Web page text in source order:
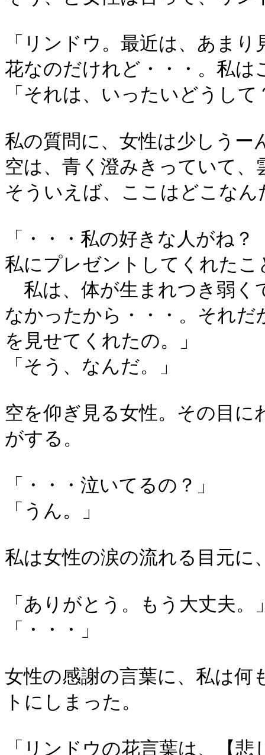
「リンドウ。最近は、あま
花なのだけれど・・・。私は
「それは、いったいどうして
私の質問に、女性は少しうー
空は、青く澄みきっていて、
そういえば、ここはどこなん
「・・・私の好きな人がね
私にプレゼントしてくれたこ
私は、体が生まれつき弱く
なかったから・・・。それ
を見せてくれたの。」
「そう、なんだ。」
空を仰ぎ見る女性。その目
がする。
「・・・泣いてるの？」
「うん。」
私は女性の涙の流れる目元に
「ありがとう。もう大丈夫。
「・・・」
女性の感謝の言葉に、私は
トにしまった。
「リンドウの花言葉は、【